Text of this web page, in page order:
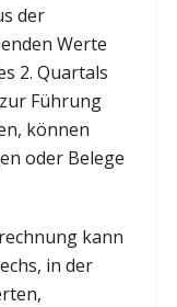
der
Werte
2. Quartals
Führung
können
oder Belege
kann
in der